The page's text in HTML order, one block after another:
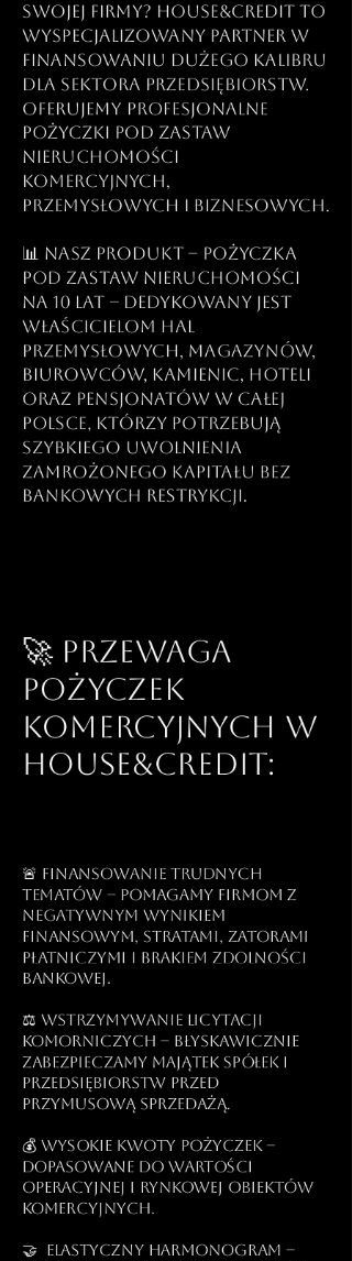
swojej firmy? house&credit to
wyspecjalizowany partner w
finansowaniu dużego kalibru
dla sektora przedsiębiorstw.
Oferujemy profesjonalne
pożyczki pod zastaw
nieruchomości
komercyjnych,
przemysłowych i biznesowych.
📊 Nasz produkt – pożyczka
pod zastaw nieruchomości
na 10 lat – dedykowany jest
właścicielom hal
przemysłowych, magazynów,
biurowców, kamienic, hoteli
oraz pensjonatów w całej
Polsce, którzy potrzebują
szybkiego uwolnienia
zamrożonego kapitału bez
bankowych restrykcji.
🚀 Przewaga
pożyczek
komercyjnych w
house&credit:
🚨 Finansowanie trudnych
tematów – pomagamy firmom z
negatywnym wynikiem
finansowym, stratami, zatorami
płatniczymi i brakiem zdolności
bankowej.
⚖️ Wstrzymywanie licytacji
komorniczych – błyskawicznie
zabezpieczamy majątek spółek i
przedsiębiorstw przed
przymusową sprzedażą.
💰 Wysokie kwoty pożyczek –
dopasowane do wartości
operacyjnej i rynkowej obiektów
komercyjnych.
🤝 Elastyczny harmonogram –